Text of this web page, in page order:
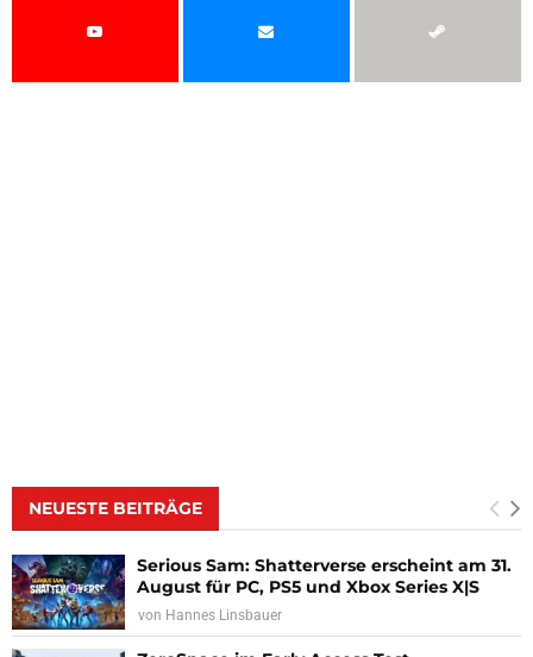
NEUESTE BEITRÄGE
Serious Sam: Shatterverse erscheint am 31.
August für PC, PS5 und Xbox Series X|S
von Hannes Linsbauer